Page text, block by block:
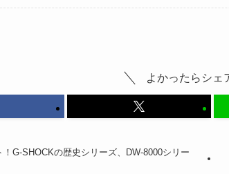
よかったらシェ
！G-SHOCKの歴史シリーズ、DW-8000シリー